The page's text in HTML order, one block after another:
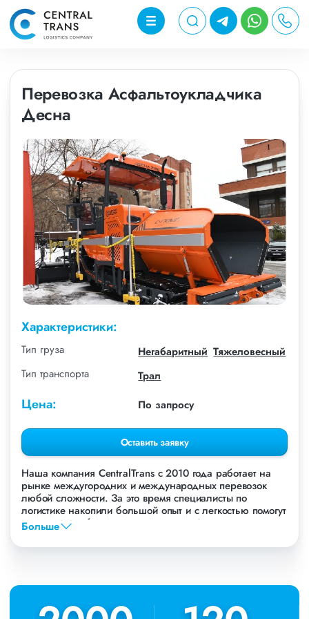
Перевозка Асфальтоукладчика
Десна
Характеристики:
Тип груза Негабаритный Тяжеловесный
Тип транспорта
Трал
Цена: По запросу
Оставить заявку
Наша компания СentralTrans с 2010 года работает на
рынке междугородних и международных перевозок
любой сложности. За это время специалисты по
логистике накопили большой опыт и с легкостью помогут
перевезти любые грузы, в том числе Асфальтоукладчик
Десна.
стран СНГ. Мы уже перевезли более 756 000 тонн
Пиастрелла, Свел, Кровтрейд и многих других. Чтобы
Больше